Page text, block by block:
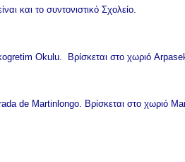
και το συντονιστικό Σχολείο.
Okulu. Βρίσκεται στο χωριό
de Martinlongo. Βρίσκεται στο χωριό